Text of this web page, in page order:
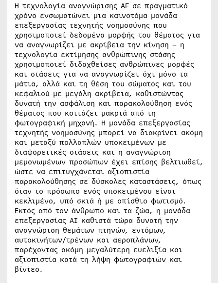
Η τεχνολογία αναγνώρισης AF σε πραγματικό
χρόνο ενσωματώνει μια καινοτόμα μονάδα
επεξεργασίας τεχνητής νοημοσύνης που
χρησιμοποιεί δεδομένα μορφής του θέματος για
να αναγνωρίζει με ακρίβεια την κίνηση – η
τεχνολογία εκτίμησης ανθρώπινης στάσης
χρησιμοποιεί διδαχθείσες ανθρώπινες μορφές
και στάσεις για να αναγνωρίζει όχι μόνο τα
μάτια, αλλά και τη θέση του σώματος και του
κεφαλιού με μεγάλη ακρίβεια, καθιστώντας
δυνατή την ασφάλιση και παρακολούθηση ενός
θέματος που κοιτάζει μακριά από τη
φωτογραφική μηχανή. Η μονάδα επεξεργασίας
τεχνητής νοημοσύνης μπορεί να διακρίνει ακόμη
και μεταξύ πολλαπλών υποκειμένων με
διαφορετικές στάσεις και η αναγνώριση
μεμονωμένων προσώπων έχει επίσης βελτιωθεί,
ώστε να επιτυγχάνεται αξιοπιστία
παρακολούθησης σε δύσκολες καταστάσεις, όπως
όταν το πρόσωπο ενός υποκειμένου είναι
κεκλιμένο, υπό σκιά ή με οπίσθιο φωτισμό.
Εκτός από τον άνθρωπο και τα ζώα, η μονάδα
επεξεργασίας AI καθιστά τώρα δυνατή την
αναγνώριση θεμάτων πτηνών, εντόμων,
αυτοκινήτων/τρένων και αεροπλάνων,
παρέχοντας ακόμη μεγαλύτερη ευελιξία και
αξιοπιστία κατά τη λήψη φωτογραφιών και
βίντεο.